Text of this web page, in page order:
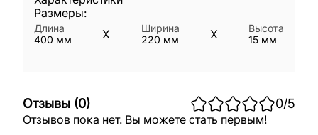
Размеры:
Длина
400 мм X
Ширина
220 мм X
Высота
15 мм
Отзывы (0) 0/5
Отзывов пока нет. Вы можете стать первым!